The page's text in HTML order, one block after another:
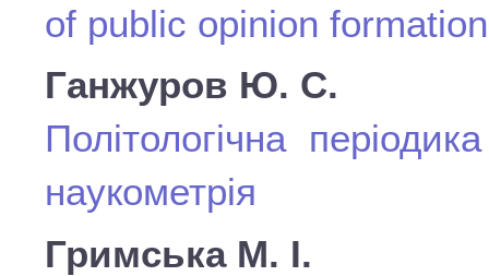
of public opinion formation
Ганжуров Ю. С.
Політологічна
наукометрія
Гримська М. І.